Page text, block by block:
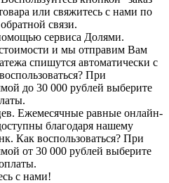
или свяжитесь с нами по
связи.
сервиса Долями.
и мы отправим Вам
спишутся автоматически с
При
до 30 000 рублей выберите
Ежемесячные равные онлайн-
благодаря нашему
Как воспользоваться? При
от 30 000 рублей выберите
с нами!